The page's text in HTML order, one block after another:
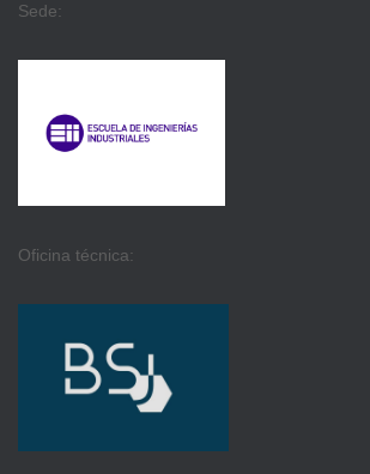
Sede:
Oficina técnica: